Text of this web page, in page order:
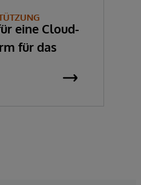
eine Cloud-
für das